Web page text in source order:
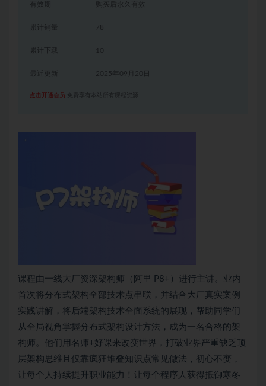
有效期 购买后永久有效
累计销量 78
累计下载 10
2025年09月20日
点击开通会员 免费享有本站所有课程资源
课程由一线大厂资深架构师
（阿里 P8+）进行主讲。业内
首次将分布式架构全部技术点串联，并结合大厂真实案例
实践讲解，将后端架构技术全面系统的展现，帮助同学们
从全局视角掌握分布式架构设计方法，成为一名合格的 架
构师
。他们用名师+好课来改变世界，打破业界严重缺乏顶
层架构思维且仅靠疯狂堆叠知识点常见做法，初心不变，
让每个人持续提升职业能力！让每个程序人获得抵御寒冬